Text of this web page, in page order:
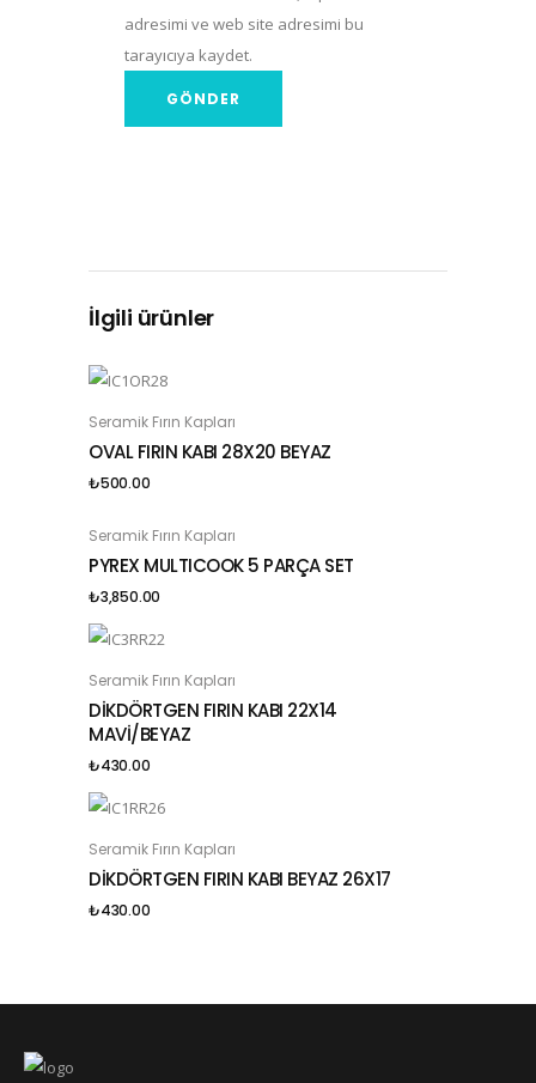
adresimi ve web site adresimi bu
tarayıcıya kaydet.
İlgili ürünler
SEPETE EKLE
Seramik Fırın Kapları
OVAL FIRIN KABI 28X20 BEYAZ
₺500.00
SEPETE EKLE
Seramik Fırın Kapları
PYREX MULTICOOK 5 PARÇA SET
₺3,850.00
SEPETE EKLE
Seramik Fırın Kapları
DİKDÖRTGEN FIRIN KABI 22X14
MAVİ/BEYAZ
₺430.00
SEPETE EKLE
Seramik Fırın Kapları
DİKDÖRTGEN FIRIN KABI BEYAZ 26X17
₺430.00